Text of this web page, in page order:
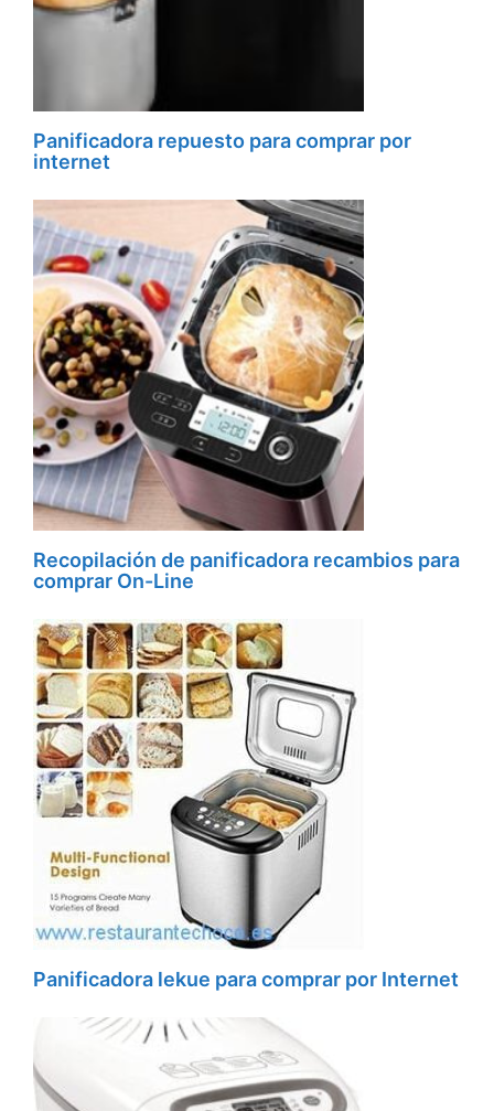
Panificadora repuesto para comprar por
internet
Recopilación de panificadora recambios para
comprar On-Line
Panificadora lekue para comprar por Internet